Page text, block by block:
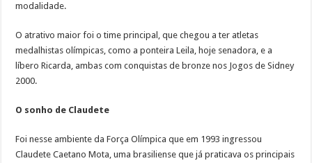
modalidade.
O atrativo maior foi o time principal, que chegou a ter atletas
medalhistas olímpicas, como a ponteira Leila, hoje senadora, e a
líbero Ricarda, ambas com conquistas de bronze nos Jogos de Sidney
2000.
O sonho de Claudete
Foi nesse ambiente da Força Olímpica que em 1993 ingressou
Claudete Caetano Mota, uma brasiliense que já praticava os principais